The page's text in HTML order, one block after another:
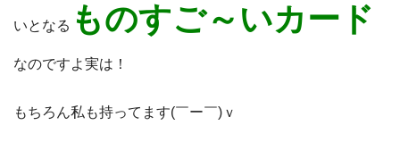
いとなる ものすご～いカード
なのですよ実は！
もちろん私も持ってます(￣ー￣)ｖ